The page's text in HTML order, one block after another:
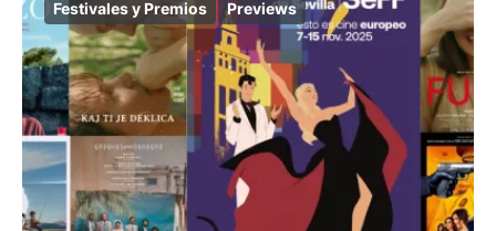
Festivales y Premios Previews